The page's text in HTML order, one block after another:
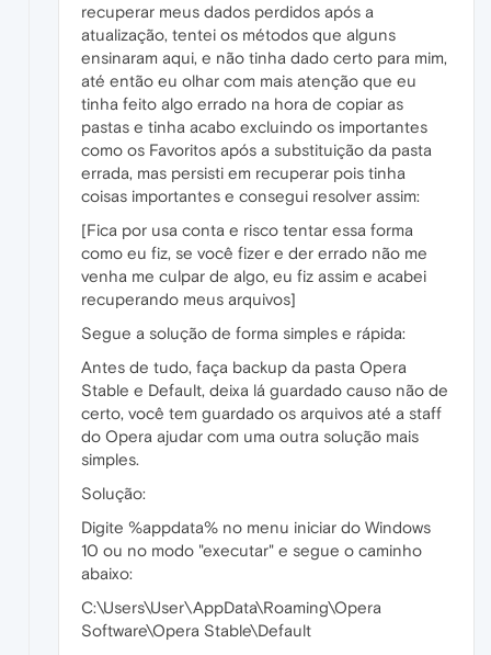
recuperar meus dados perdidos após a
atualização, tentei os métodos que alguns
ensinaram aqui, e não tinha dado certo para mim,
até então eu olhar com mais atenção que eu
tinha feito algo errado na hora de copiar as
pastas e tinha acabo excluindo os importantes
como os Favoritos após a substituição da pasta
errada, mas persisti em recuperar pois tinha
coisas importantes e consegui resolver assim:
[Fica por usa conta e risco tentar essa forma
como eu fiz, se você fizer e der errado não me
venha me culpar de algo, eu fiz assim e acabei
recuperando meus arquivos]
Segue a solução de forma simples e rápida:
Antes de tudo, faça backup da pasta Opera
Stable e Default, deixa lá guardado causo não de
certo, você tem guardado os arquivos até a staff
do Opera ajudar com uma outra solução mais
simples.
Solução:
Digite %appdata% no menu iniciar do Windows
10 ou no modo "executar" e segue o caminho
abaixo:
C:\Users\User\AppData\Roaming\Opera
Software\Opera Stable\Default